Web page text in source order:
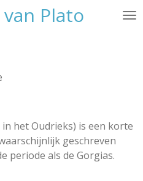
Plato
in het Oudrieks) is een korte
geschreven
periode als de Gorgias.